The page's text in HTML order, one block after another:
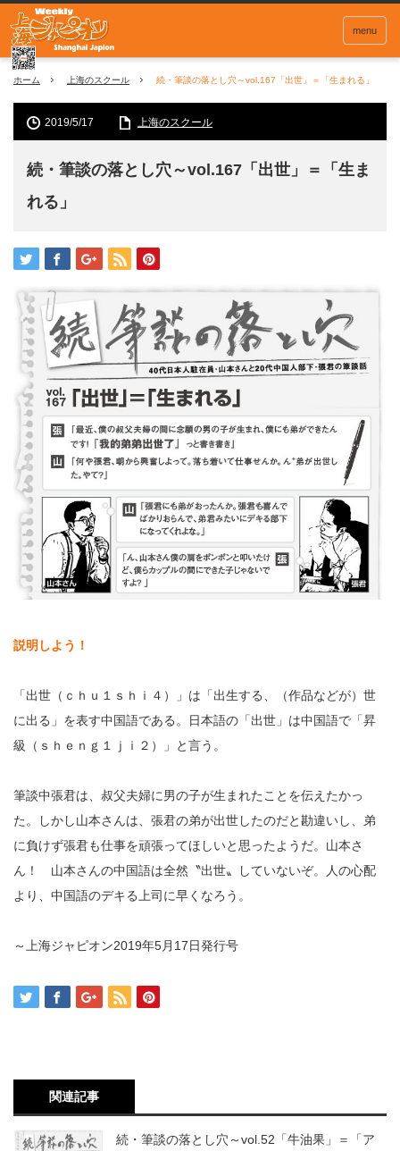
menu
ホーム 上海のスクール 続・筆談の落とし穴～vol.167「出世」＝「生まれる」
2019/5/17 上海のスクール
続・筆談の落とし穴～vol.167「出世」＝「生ま
れる」
説明しよう！
「出世（ｃｈｕ１ｓｈｉ４）」は「出生する、（作品などが）世
に出る」を表す中国語である。日本語の「出世」は中国語で「昇
級（ｓｈｅｎｇ１ｊｉ２）」と言う。
筆談中張君は、叔父夫婦に男の子が生まれたことを伝えたかっ
た。しかし山本さんは、張君の弟が出世したのだと勘違いし、弟
に負けず張君も仕事を頑張ってほしいと思ったようだ。山本さ
ん！ 山本さんの中国語は全然〝出世〟していないぞ。人の心配
より、中国語のデキる上司に早くなろう。
～上海ジャピオン2019年5月17日発行号
関連記事
続・筆談の落とし穴～vol.52「牛油果」＝「ア